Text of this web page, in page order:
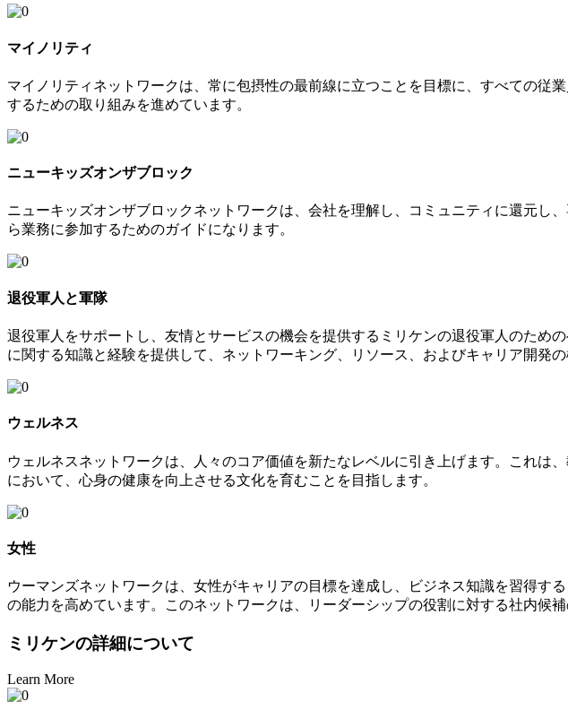
マイノリティ
マイノリティネットワークは、常に包摂性の最前線に立つことを目標に、すべての従
するための取り組みを進めています。
ニューキッズオンザブロック
ニューキッズオンザブロックネットワークは、会社を理解し、コミュニティに還元
ら業務に参加するためのガイドになります。
退役軍人と軍隊
退役軍人をサポートし、友情とサービスの機会を提供するミリケンの退役軍人のため
に関する知識と経験を提供して、ネットワーキング、リソース、およびキャリア開発の
ウェルネス
ウェルネスネットワークは、人々のコア価値を新たなレベルに引き上げます。これ
において、心身の健康を向上させる文化を育むことを目指します。
女性
ウーマンズネットワークは、女性がキャリアの目標を達成し、ビジネス知識を習得す
の能力を高めています。このネットワークは、リーダーシップの役割に対する社内候
ミリケンの詳細について
Learn More